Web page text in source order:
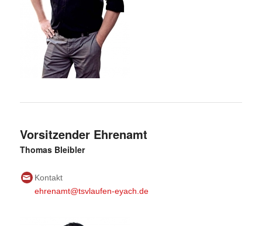
Vorsitzender Ehrenamt
Thomas Bleibler
Kontakt
ehrenamt@tsvlaufen-eyach.de